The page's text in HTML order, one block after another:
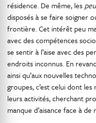
résidence. De même, les
disposés à se faire soigner
frontière. Cet intérêt peu
avec des compétences
se sentir à l’aise avec des
endroits inconnus. En
ainsi qu’aux nouvelles
groupes, c’est celui dont
leurs activités, cherchant
manque d’aisance face à